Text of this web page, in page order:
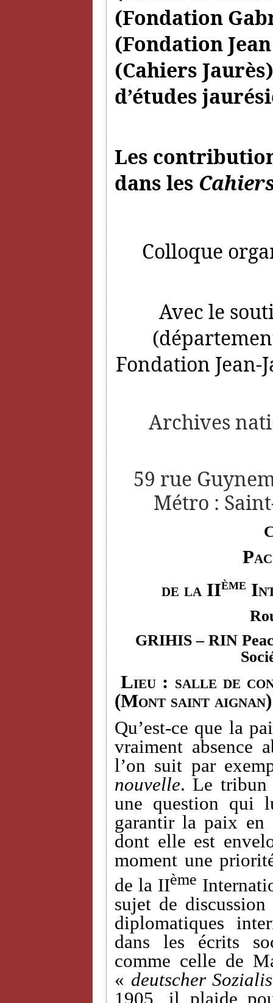
(Fondation
(Fondation
(Cahiers
d’études
Les
dans les
Colloque
Avec le
Fondation Jean-
Archives
59 rue
Métro :
de la IIème
GRIHIS – RIN
Lieu : salle de
(Mont saint aignan)
Qu’est-ce que la
vraiment absence
l’on suit par
nouvelle. Le tribun
une question qui
garantir la paix en
dont elle est
moment une
de la IIème
sujet de
diplomatiques
dans les écrits
comme celle de
« deutscher
1905, il plaide